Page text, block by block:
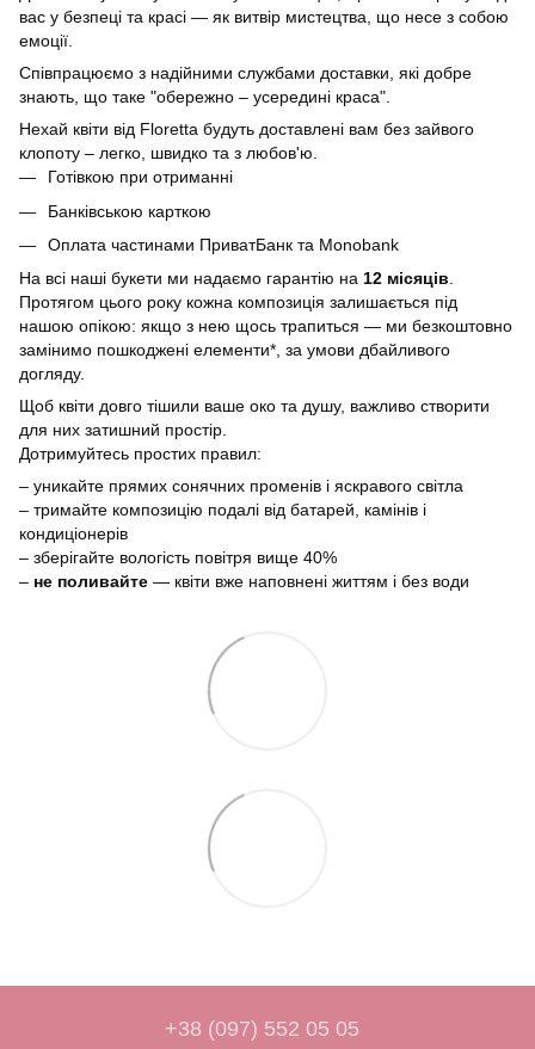
вас у безпеці та красі — як витвір мистецтва, що несе з собою
емоції.
Співпрацюємо з надійними службами доставки, які добре
знають, що таке "обережно – усередині краса".
Нехай квіти від Floretta будуть доставлені вам без зайвого
клопоту – легко, швидко та з любов'ю.
Готівкою при отриманні
Банківською карткою
Оплата частинами ПриватБанк та Monobank
На всі наші букети ми надаємо гарантію на 12 місяців.
Протягом цього року кожна композиція залишається під
нашою опікою: якщо з нею щось трапиться — ми безкоштовно
замінимо пошкоджені елементи*, за умови дбайливого
догляду.
Щоб квіти довго тішили ваше око та душу, важливо створити
для них затишний простір.
Дотримуйтесь простих правил:
– уникайте прямих сонячних променів і яскравого світла
– тримайте композицію подалі від батарей, камінів і
кондиціонерів
– зберігайте вологість повітря вище 40%
– не поливайте — квіти вже наповнені життям і без води
+38 (097) 552 05 05